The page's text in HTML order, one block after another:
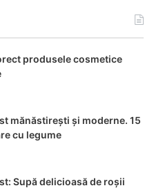
produsele cosmetice
mănăstirești și moderne. 15
cu legume
Supă delicioasă de roșii